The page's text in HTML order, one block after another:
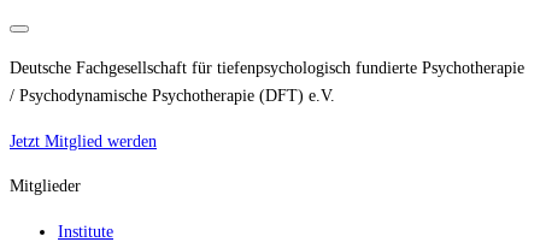
Deutsche Fachgesellschaft für tiefenpsychologisch fundierte Psychotherapie
/ Psychodynamische Psychotherapie (DFT) e.V.
Jetzt Mitglied werden
Mitglieder
Institute